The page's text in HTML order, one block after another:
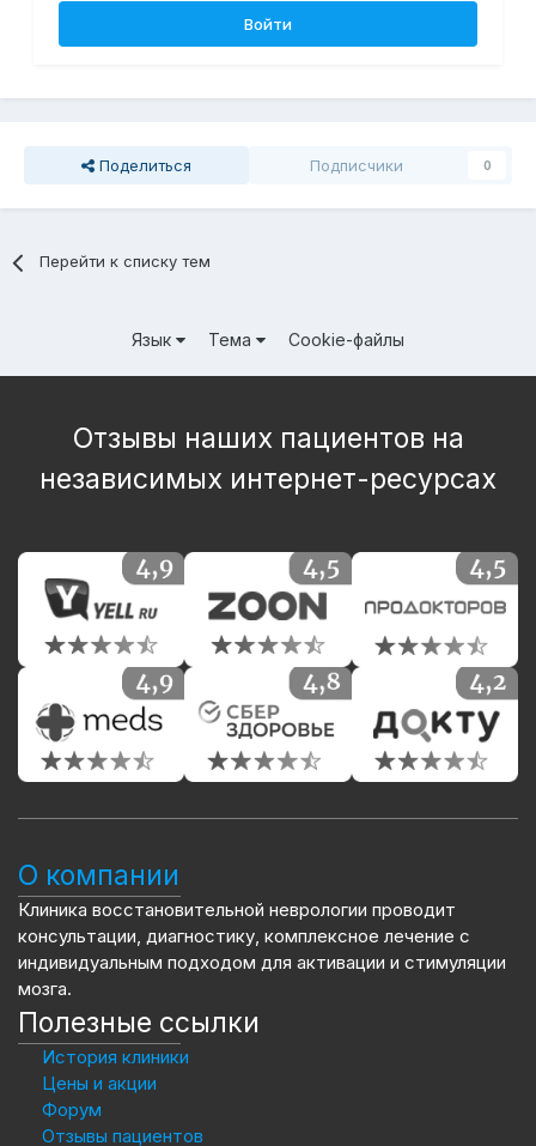
Войти
Поделиться Подписчики 0
Перейти к списку тем
Язык Тема Cookie-файлы
Отзывы наших пациентов на
независимых интернет-ресурсах
О компании
Клиника восстановительной неврологии проводит
консультации, диагностику, комплексное лечение с
индивидуальным подходом для активации и стимуляции
мозга.
Полезные ссылки
История клиники
Цены и акции
Форум
Отзывы пациентов